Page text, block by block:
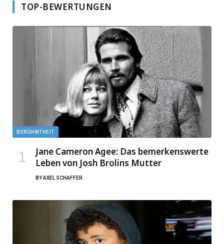
TOP-BEWERTUNGEN
BERÜHMTHEIT
Jane Cameron Agee: Das bemerkenswerte
Leben von Josh Brolins Mutter
BYAXEL SCHAFFER